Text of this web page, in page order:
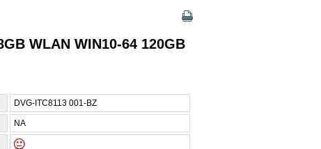
WLAN WIN10-64 120GB
DVG-ITC8113 001-BZ
NA